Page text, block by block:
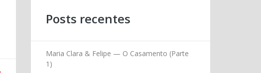
Posts recentes
Maria Clara & Felipe — O Casamento (Parte
1)